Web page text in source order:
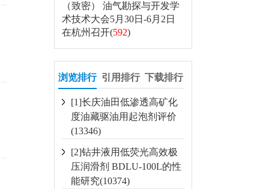
（致密） 油气勘探与开发学
术技术大会5月30日-6月2日
在杭州召开(592)
浏览排行 引用排行 下载排行
[1]长庆油田低渗透高矿化
度油藏驱油用起泡剂评价
(13346)
[2]钻井液用低荧光高效极
压润滑剂 BDLU-100L的性
能研究(10374)